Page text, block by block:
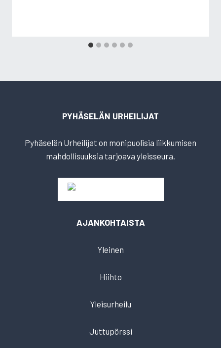
PYHÄSELÄN URHEILIJAT
Pyhäselän Urheilijat on monipuolisia liikkumisen
mahdollisuuksia tarjoava yleisseura.
AJANKOHTAISTA
Yleinen
Hiihto
Yleisurheilu
Juttupörssi